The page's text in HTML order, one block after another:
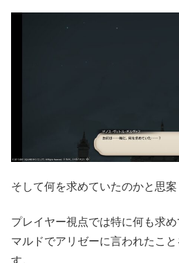
そして何を求めていたのかと思案
プレイヤー視点では特に何も求
マルドでアリゼーに言われたこ
す。